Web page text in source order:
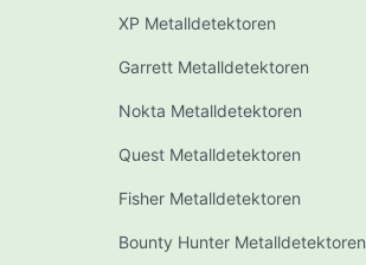
XP Metalldetektoren
Garrett Metalldetektoren
Nokta Metalldetektoren
Quest Metalldetektoren
Fisher Metalldetektoren
Bounty Hunter Metalldetektoren